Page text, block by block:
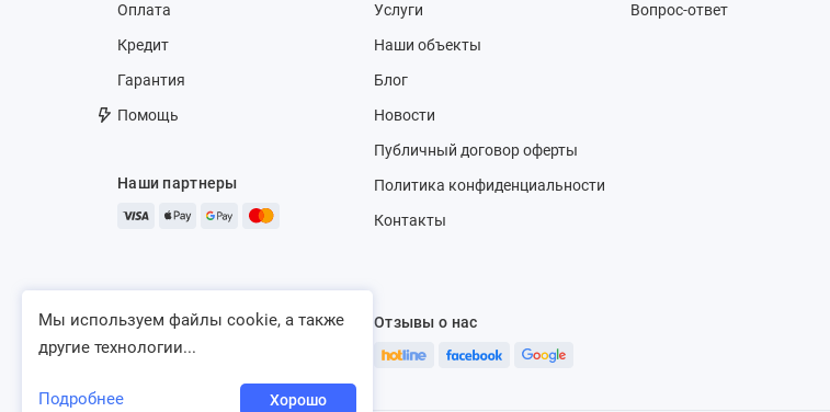
Оплата
Кредит
Гарантия
Помощь
Наши партнеры
Услуги
Наши объекты
Блог
Новости
Публичный договор оферты
Политика конфиденциальности
Контакты
Отзывы о нас
Вопрос-ответ
Мы используем файлы cookie, а также
другие технологии...
Подробнее Хорошо